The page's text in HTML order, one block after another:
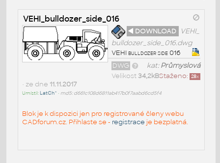
VEHI_bulldozer_side_016
◄ DOWNLOAD
VEHI_
bulldozer_side_016.dwg
VEHI bulldozer side 016
kat:Průmyslová
DWG
Staženo: 28x
Velikost34,2kB
• ze dne 11.11.2017
Umístil: LatCh^ • md5: d661c108d6811ab417b0f7aabd6cd5f4
Blok je k dispozici jen pro registrované členy webu
CADforum.cz. Přihlaste se - registrace je bezplatná.